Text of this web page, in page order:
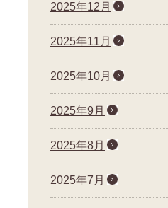
2025年12月
2025年11月
2025年10月
2025年9月
2025年8月
2025年7月